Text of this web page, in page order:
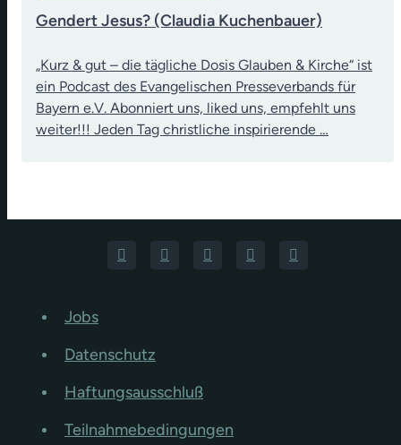
Gendert Jesus? (Claudia Kuchenbauer)
„Kurz & gut – die tägliche Dosis Glauben & Kirche“ ist
ein Podcast des Evangelischen Presseverbands für
Bayern e.V. Abonniert uns, liked uns, empfehlt uns
weiter!!! Jeden Tag christliche inspirierende …
Jobs
Datenschutz
Haftungsausschluß
Teilnahmebedingungen